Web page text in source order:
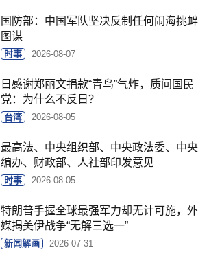
国防部：中国军队坚决反制任何闹海挑衅
图谋
时事 2026-08-07
日感谢郑丽文捐款“青鸟”气炸，质问国民
党：为什么不反日？
台湾 2026-08-05
最高法、中央组织部、中央政法委、中央
编办、财政部、人社部印发意见
时事 2026-08-05
特朗普手握全球最强军力却无计可施，外
媒揭美伊战争“无解三选一”
新闻解画 2026-07-31